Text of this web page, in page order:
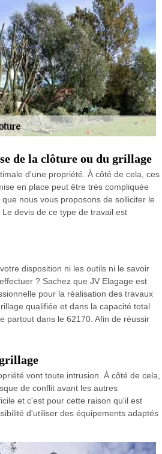
de la clôture ou du grillage
d'une propriété. À côté de cela, ces
en place peut être très compliquée
nous vous proposons de solliciter le
devis de ce type de travail est
disposition ni les outils ni le savoir
? Sachez que JV Elagage est
pour la réalisation des travaux
qualifiée et dans la capacité total
partout dans le 62170. Afin de réussir
vont toute intrusion. À côté de cela,
de conflit avant les autres
et c'est pour cette raison qu'il est
d'utiliser des équipements adaptés